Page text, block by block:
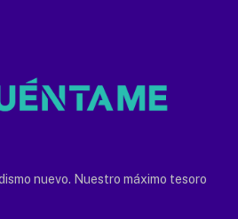
nuevo. Nuestro máximo tesoro